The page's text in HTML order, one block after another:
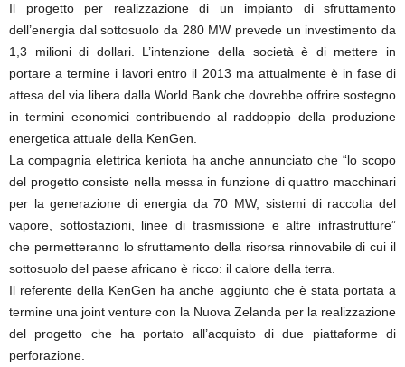
Il progetto per realizzazione di un impianto di sfruttamento
dell’energia dal sottosuolo da 280 MW prevede un investimento da
1,3 milioni di dollari. L’intenzione della società è di mettere in
portare a termine i lavori entro il 2013 ma attualmente è in fase di
attesa del via libera dalla World Bank che dovrebbe offrire sostegno
in termini economici contribuendo al raddoppio della produzione
energetica attuale della KenGen.
La compagnia elettrica keniota ha anche annunciato che “lo scopo
del progetto consiste nella messa in funzione di quattro macchinari
per la generazione di energia da 70 MW, sistemi di raccolta del
vapore, sottostazioni, linee di trasmissione e altre infrastrutture”
che permetteranno lo sfruttamento della risorsa rinnovabile di cui il
sottosuolo del paese africano è ricco: il calore della terra.
Il referente della KenGen ha anche aggiunto che è stata portata a
termine una joint venture con la Nuova Zelanda per la realizzazione
del progetto che ha portato all’acquisto di due piattaforme di
perforazione.